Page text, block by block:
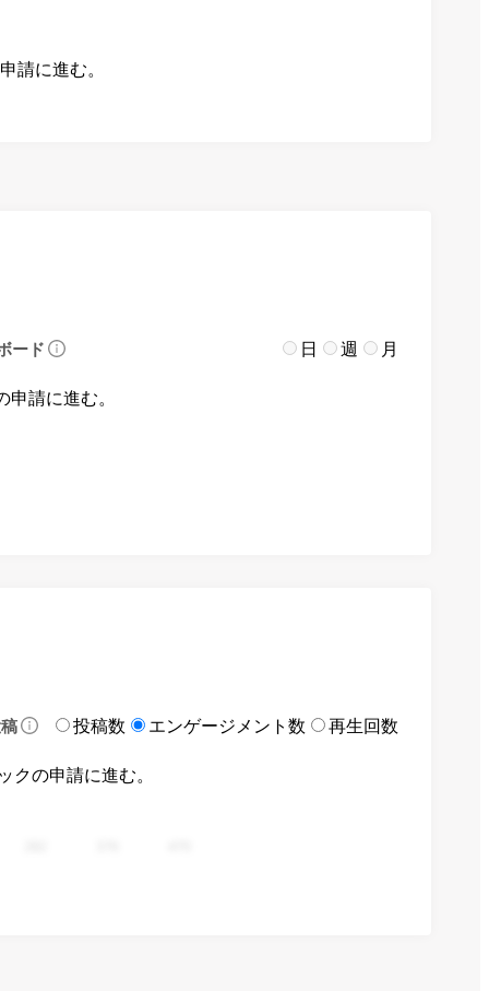
請に進む。
ード 日 週 月
請に進む。
投稿数 エンゲージメント数 再生回数
の申請に進む。